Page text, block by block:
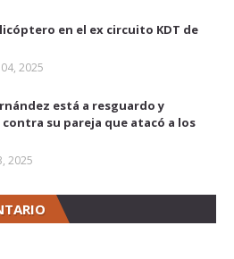
en el ex circuito KDT de
2025
está a resguardo y
su pareja que atacó a los
2025